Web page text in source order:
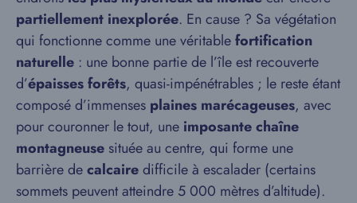
partiellement inexplorée. En cause ? Sa végétation
qui fonctionne comme une véritablefortification
naturelle : une bonne partie de l’île est recouverte
d’épaisses forêts, quasi-impénétrables ; le reste étant
composé d’immenses plaines marécageuses, avec
pour couronner le tout, une imposante chaîne
montagneuse située au centre, qui forme une
barrière decalcairedifficile à escalader (certains
sommets peuvent atteindre 5 000 mètres d’altitude).